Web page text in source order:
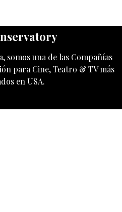
somos una de las Compañías
para Cine, Teatro & TV más
en USA.